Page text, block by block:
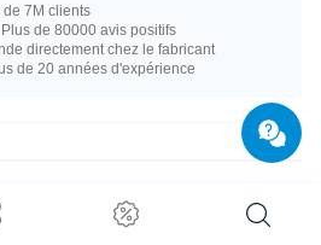
de 7M clients
Plus de 80000 avis positifs
directement chez le fabricant
de 20 années d'expérience
Le parfait compagnon pour toutes les